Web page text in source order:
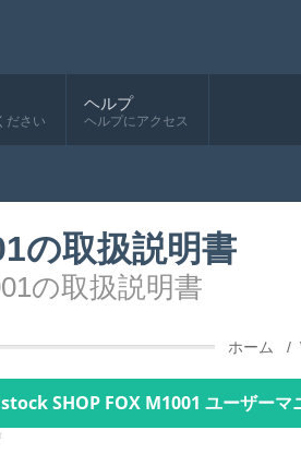
ださい
ヘルプ
ヘルプにアクセス
の取扱説明書
の取扱説明書
ホーム
SHOP FOX M1001 ユーザーマ